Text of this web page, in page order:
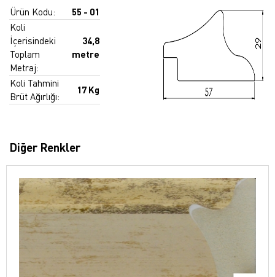
Ürün Kodu:
55 - 01
Koli
İçerisindeki
Toplam
Metraj:
34,8
metre
Koli Tahmini
Brüt Ağırlığı:
17 Kg
Diğer Renkler